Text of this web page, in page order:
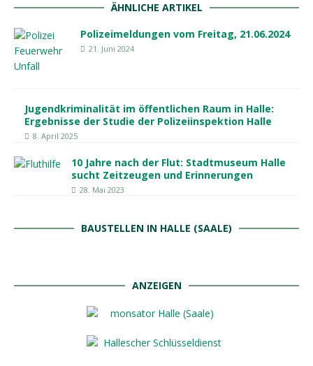
ÄHNLICHE ARTIKEL
Polizeimeldungen vom Freitag, 21.06.2024
21. Juni 2024
Jugendkriminalität im öffentlichen Raum in Halle:
Ergebnisse der Studie der Polizeiinspektion Halle
8. April 2025
10 Jahre nach der Flut: Stadtmuseum Halle
sucht Zeitzeugen und Erinnerungen
28. Mai 2023
BAUSTELLEN IN HALLE (SAALE)
ANZEIGEN